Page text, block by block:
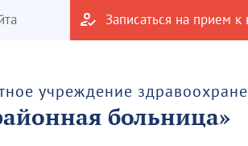
Записаться на прием к
учреждение
больница»